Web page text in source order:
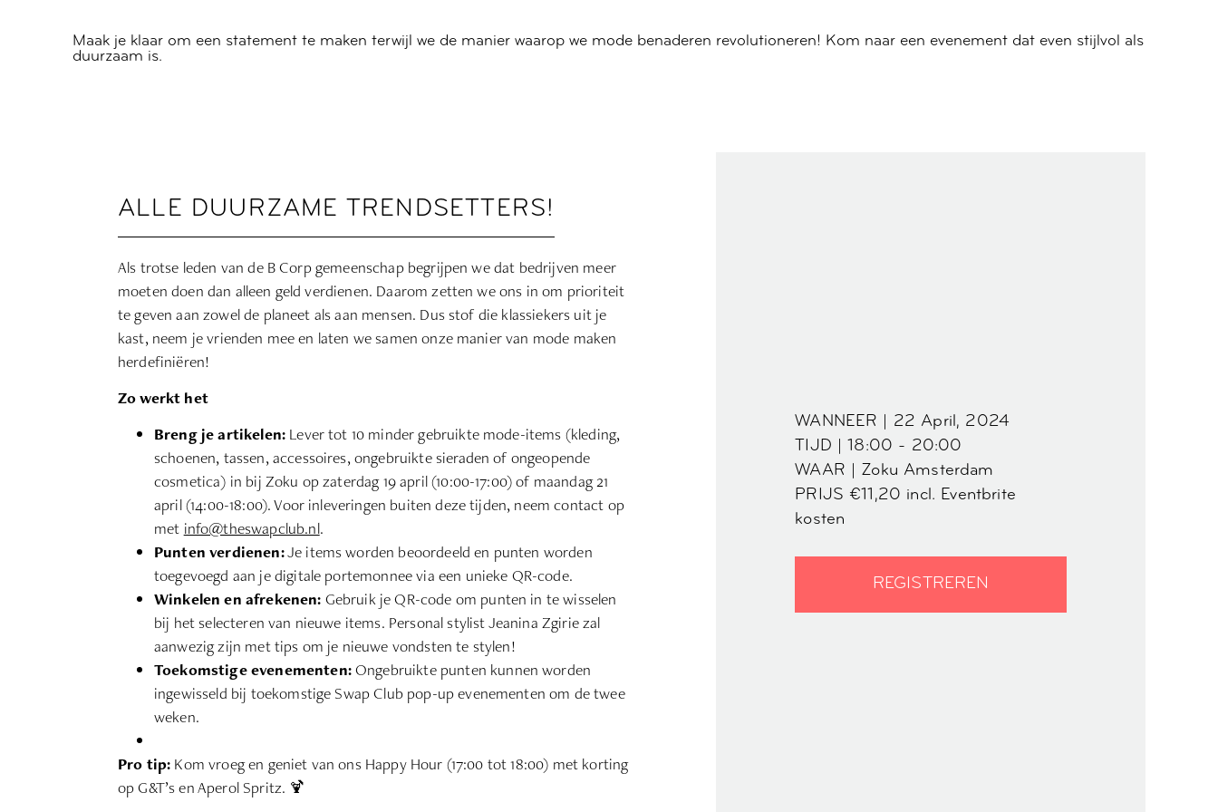
Maak je klaar om een statement te maken terwijl we de manier waarop we mode benaderen revolutioneren! Kom naar een evenement dat even stijlvol als
duurzaam is.
ALLE DUURZAME TRENDSETTERS!
Als trotse leden van de B Corp gemeenschap begrijpen we dat bedrijven meer
moeten doen dan alleen geld verdienen. Daarom zetten we ons in om prioriteit
te geven aan zowel de planeet als aan mensen. Dus stof die klassiekers uit je
kast, neem je vrienden mee en laten we samen onze manier van mode maken
herdefiniëren!
Zo werkt het
Breng je artikelen: Lever tot 10 minder gebruikte mode-items (kleding,
schoenen, tassen, accessoires, ongebruikte sieraden of ongeopende
cosmetica) in bij Zoku op zaterdag 19 april (10:00-17:00) of maandag 21
april (14:00-18:00). Voor inleveringen buiten deze tijden, neem contact op
met info@theswapclub.nl.
Punten verdienen:Je items worden beoordeeld en punten worden
toegevoegd aan je digitale portemonnee via een unieke QR-code.
Winkelen en afrekenen: Gebruik je QR-code om punten in te wisselen
bij het selecteren van nieuwe items. Personal stylist Jeanina Zgirie zal
aanwezig zijn met tips om je nieuwe vondsten te stylen!
Toekomstige evenementen:Ongebruikte punten kunnen worden
ingewisseld bij toekomstige Swap Club pop-up evenementen om de twee
weken.
Pro tip: Kom vroeg en geniet van ons Happy Hour (17:00 tot 18:00) met korting
op G&T’s en Aperol Spritz. 🍹
WANNEER | 22 April, 2024
TIJD | 18:00 - 20:00
WAAR | Zoku Amsterdam
PRIJS €11,20 incl. Eventbrite
kosten
REGISTREREN